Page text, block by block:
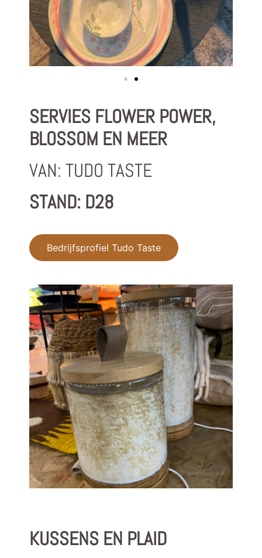
SERVIES FLOWER POWER,
BLOSSOM EN MEER
VAN: TUDO TASTE
STAND: D28
Bedrijfsprofiel Tudo Taste
KUSSENS EN PLAID